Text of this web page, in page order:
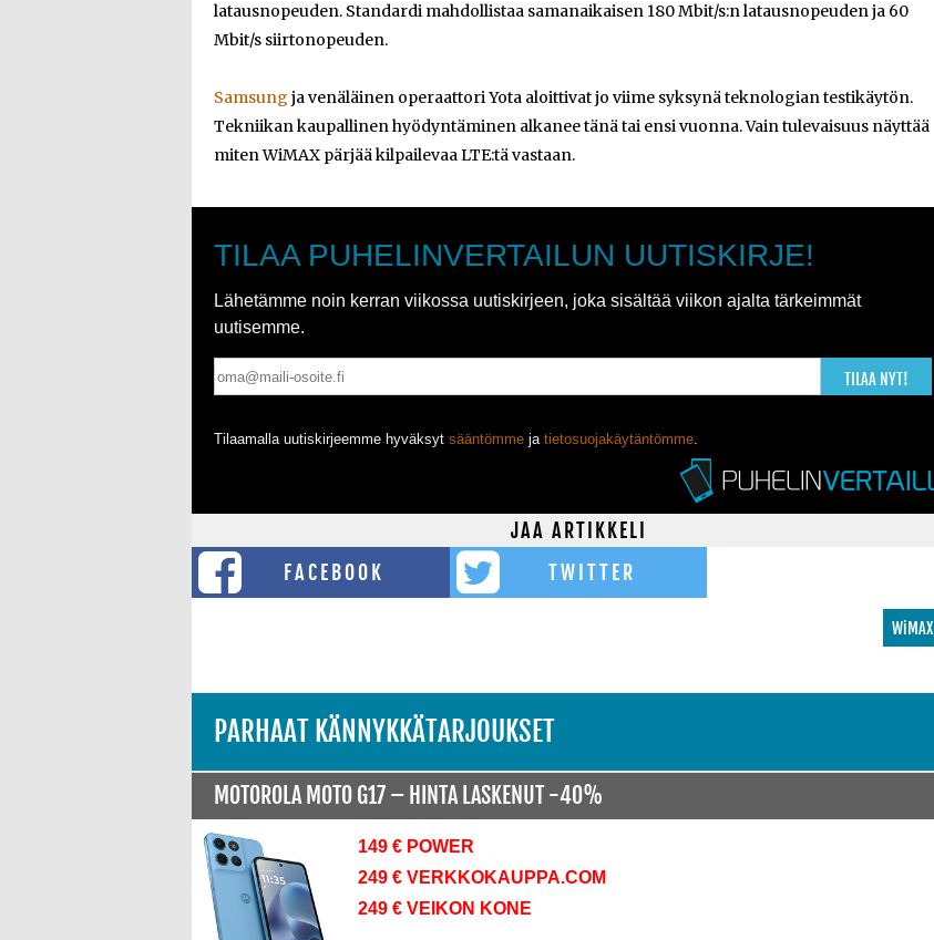
latausnopeuden. Standardi mahdollistaa samanaikaisen 180 Mbit/s:n latausnopeuden ja 60
Mbit/s siirtonopeuden.
Samsung ja venäläinen operaattori Yota aloittivat jo viime syksynä teknologian testikäytön.
Tekniikan kaupallinen hyödyntäminen alkanee tänä tai ensi vuonna. Vain tulevaisuus näyttää
miten WiMAX pärjää kilpailevaa LTE:tä vastaan.
TILAA PUHELINVERTAILUN UUTISKIRJE!
Lähetämme noin kerran viikossa uutiskirjeen, joka sisältää viikon ajalta tärkeimmät
uutisemme.
TILAA NYT!
Tilaamalla uutiskirjeemme hyväksyt sääntömme ja tietosuojakäytäntömme.
JAA ARTIKKELI
FACEBOOK
TWITTER
WiMAX
PARHAAT KÄNNYKKÄTARJOUKSET
MOTOROLA MOTO G17 – HINTA LASKENUT -40%
149 € POWER
249 € VERKKOKAUPPA.COM
249 € VEIKON KONE